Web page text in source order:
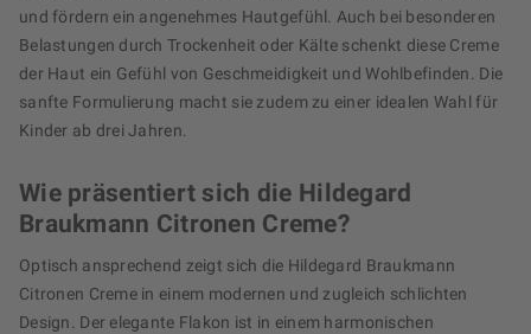
und fördern ein angenehmes Hautgefühl. Auch bei besonderen
Belastungen durch Trockenheit oder Kälte schenkt diese Creme
der Haut ein Gefühl von Geschmeidigkeit und Wohlbefinden. Die
sanfte Formulierung macht sie zudem zu einer idealen Wahl für
Kinder ab drei Jahren.
Wie präsentiert sich die Hildegard
Braukmann Citronen Creme?
Optisch ansprechend zeigt sich die Hildegard Braukmann
Citronen Creme in einem modernen und zugleich schlichten
Design. Der elegante Flakon ist in einem harmonischen